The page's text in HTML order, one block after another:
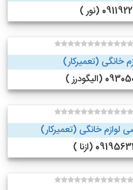
(نور )
خانگی (تعمیرکار)
)
خانگی (تعمیرکار)
(ازنا )